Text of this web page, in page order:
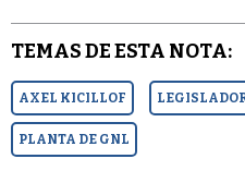
TEMAS DE ESTA NOTA:
AXEL KICILLOF
PLANTA DE GNL